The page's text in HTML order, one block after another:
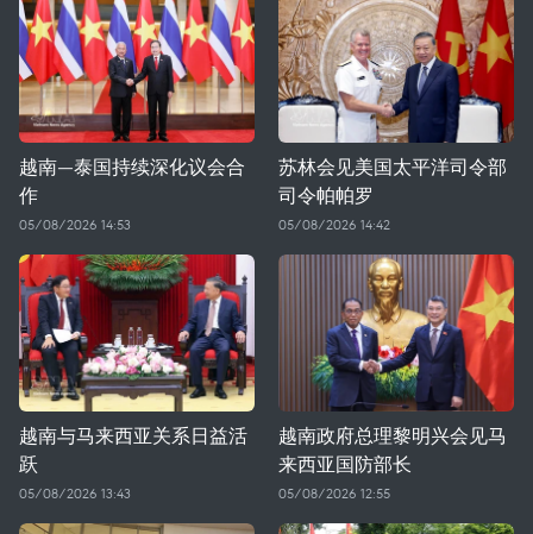
越南—泰国持续深化议会合
作
05/08/2026 14:53
苏林会见美国太平洋司令部
司令帕帕罗
05/08/2026 14:42
越南与马来西亚关系日益活
跃
05/08/2026 13:43
越南政府总理黎明兴会见马
来西亚国防部长
05/08/2026 12:55